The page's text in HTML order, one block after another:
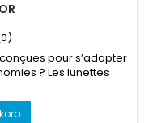
pour s’adapter
? Les lunettes
et conçues
nageurs réguliers.